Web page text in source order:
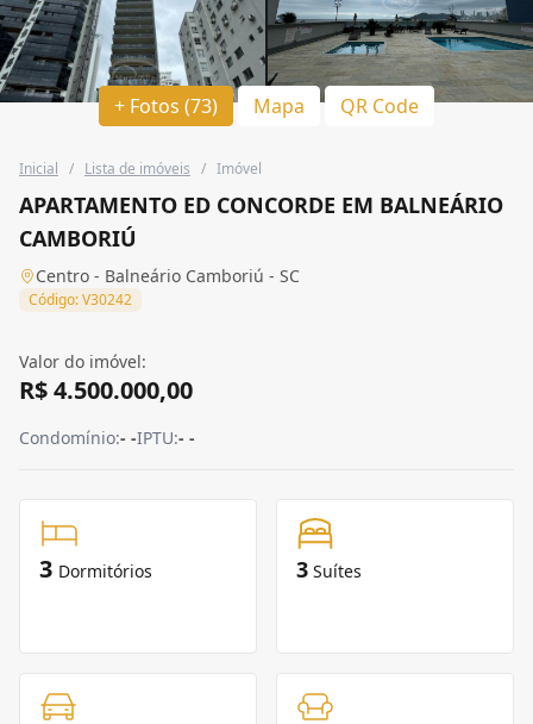
+ Fotos (73) Mapa QR Code
Inicial / Lista de imóveis / Imóvel
APARTAMENTO ED CONCORDE EM BALNEÁRIO
CAMBORIÚ
Centro - Balneário Camboriú - SC
Código: V30242
Valor do imóvel:
R$ 4.500.000,00
Condomínio:- -IPTU:- -
3 Dormitórios 3 Suítes